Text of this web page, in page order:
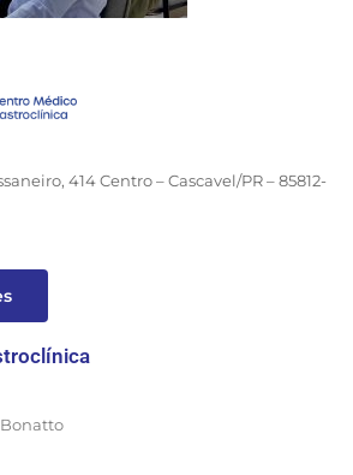
414 Centro – Cascavel/PR – 85812-